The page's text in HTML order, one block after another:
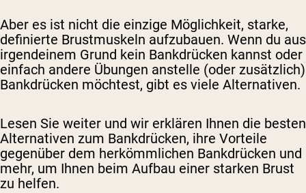
Aber es ist nicht die einzige Möglichkeit, starke,
definierte Brustmuskeln aufzubauen. Wenn du aus
irgendeinem Grund kein Bankdrücken kannst oder
einfach andere Übungen anstelle (oder zusätzlich)
Bankdrücken möchtest, gibt es viele Alternativen.
Lesen Sie weiter und wir erklären Ihnen die besten
Alternativen zum Bankdrücken, ihre Vorteile
gegenüber dem herkömmlichen Bankdrücken und
mehr, um Ihnen beim Aufbau einer starken Brust
zu helfen.